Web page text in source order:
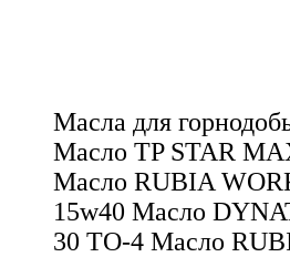
Масла для
Масло TP STAR
Масло RUBIA
15w40 Масло
30 TO-4 Масло